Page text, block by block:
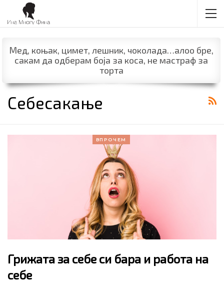
Мед, коњак, цимет, лешник, чоколада…алоо бре,
сакам да одберам боја за коса, не мастраф за
торта
Себесакање
ВПРОЧЕМ
Грижата за себе си бара и работа на
себе